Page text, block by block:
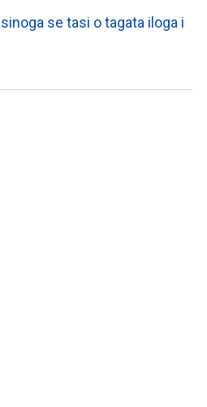
se tasi o tagata iloga i